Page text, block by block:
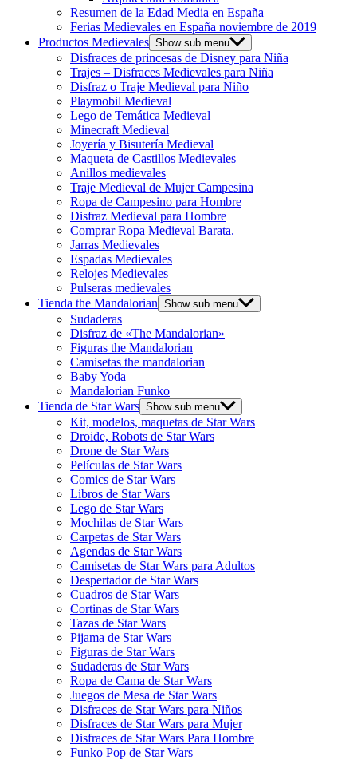
Resumen de la Edad Media en España
Ferias Medievales en España noviembre de 2019
Productos Medievales Show sub menu
Disfraces de princesas de Disney para Niña
Trajes – Disfraces Medievales para Niña
Disfraz o Traje Medieval para Niño
Playmobil Medieval
Lego de Temática Medieval
Minecraft Medieval
Joyería y Bisutería Medieval
Maqueta de Castillos Medievales
Anillos medievales
Traje Medieval de Mujer Campesina
Ropa de Campesino para Hombre
Disfraz Medieval para Hombre
Comprar Ropa Medieval Barata.
Jarras Medievales
Espadas Medievales
Relojes Medievales
Pulseras medievales
Tienda the Mandalorian Show sub menu
Sudaderas
Disfraz de «The Mandalorian»
Figuras the Mandalorian
Camisetas the mandalorian
Baby Yoda
Mandalorian Funko
Tienda de Star Wars Show sub menu
Kit, modelos, maquetas de Star Wars
Droide, Robots de Star Wars
Drone de Star Wars
Películas de Star Wars
Comics de Star Wars
Libros de Star Wars
Lego de Star Wars
Mochilas de Star Wars
Carpetas de Star Wars
Agendas de Star Wars
Camisetas de Star Wars para Adultos
Despertador de Star Wars
Cuadros de Star Wars
Cortinas de Star Wars
Tazas de Star Wars
Pijama de Star Wars
Figuras de Star Wars
Sudaderas de Star Wars
Ropa de Cama de Star Wars
Juegos de Mesa de Star Wars
Disfraces de Star Wars para Niños
Disfraces de Star Wars para Mujer
Disfraces de Star Wars Para Hombre
Funko Pop de Star Wars